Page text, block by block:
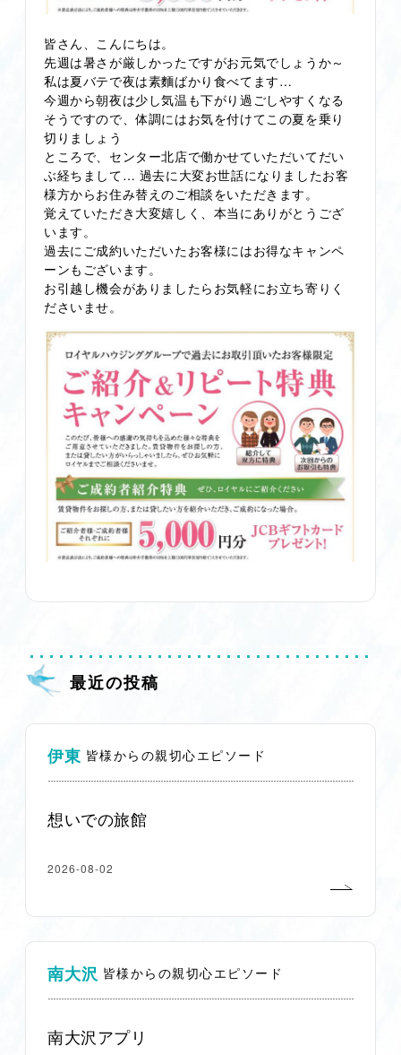
皆さん、こんにちは。
先週は暑さが厳しかったですがお元気でしょうか～
私は夏バテで夜は素麵ばかり食べてます…
今週から朝夜は少し気温も下がり過ごしやすくなる
そうですので、体調にはお気を付けてこの夏を乗り
切りましょう
ところで、センター北店で働かせていただいてだい
ぶ経ちまして… 過去に大変お世話になりましたお客
様方からお住み替えのご相談をいただきます。
覚えていただき大変嬉しく、本当にありがとうござ
います。
過去にご成約いただいたお客様にはお得なキャンペ
ーンもございます。
お引越し機会がありましたらお気軽にお立ち寄りく
ださいませ。
最近の投稿
伊東 皆様からの親切心エピソード
想いでの旅館
2026-08-02
南大沢 皆様からの親切心エピソード
南大沢アプリ